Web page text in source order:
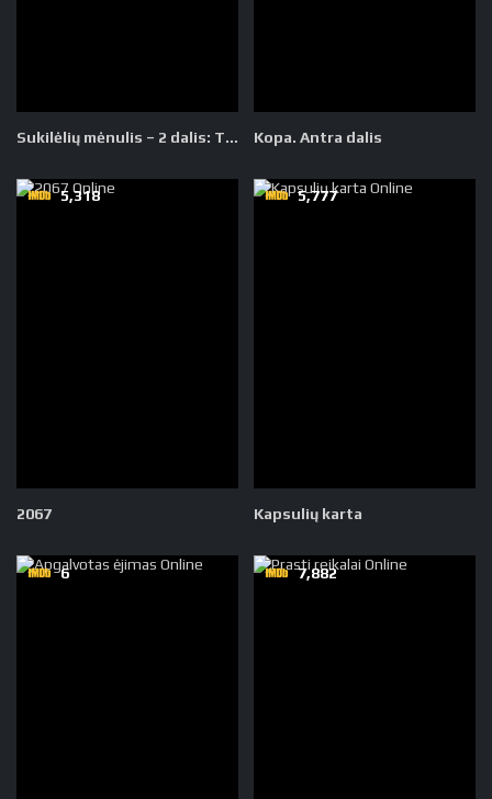
Sukilėlių mėnulis – 2 dalis: Tas, kuris palieka randus Kopa. Antra dalis
2067
5,318
Kapsulių karta
5,777
6 7,882